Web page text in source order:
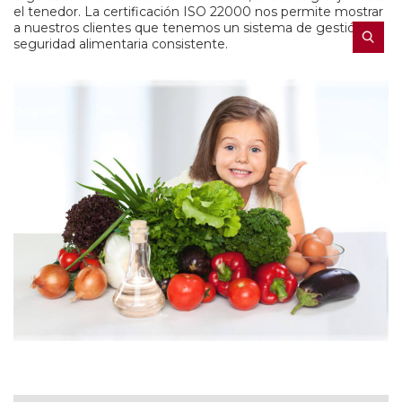
el tenedor. La certificación ISO 22000 nos permite mostrar
a nuestros clientes que tenemos un sistema de gestión de
seguridad alimentaria consistente.